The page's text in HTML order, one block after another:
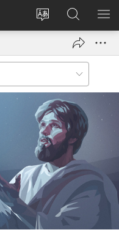
Ekambia
idiómape
Emoñepyrũ
ne
una
ventana)
Eheka
JW.ORG